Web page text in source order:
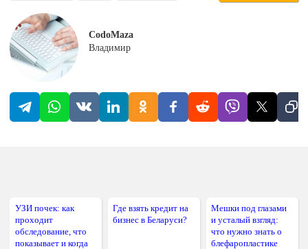
CodoMaza
Владимир
УЗИ почек: как
проходит
обследование, что
показывает и когда
Где взять кредит на
бизнес в Беларуси?
Мешки под глазами
и усталый взгляд:
что нужно знать о
блефаропластике